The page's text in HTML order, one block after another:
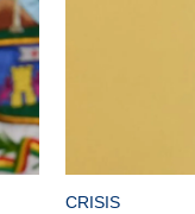
CRISIS